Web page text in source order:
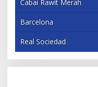
Cabai Rawit Merah
Barcelona
Real Sociedad